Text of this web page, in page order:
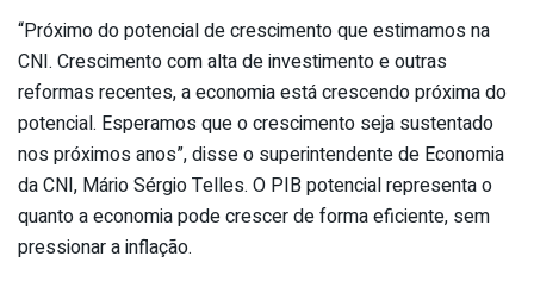
“Próximo do potencial de crescimento que estimamos na
CNI. Crescimento com alta de investimento e outras
reformas recentes, a economia está crescendo próxima do
potencial. Esperamos que o crescimento seja sustentado
nos próximos anos”, disse o superintendente de Economia
da CNI, Mário Sérgio Telles. O PIB potencial representa o
quanto a economia pode crescer de forma eficiente, sem
pressionar a inflação.